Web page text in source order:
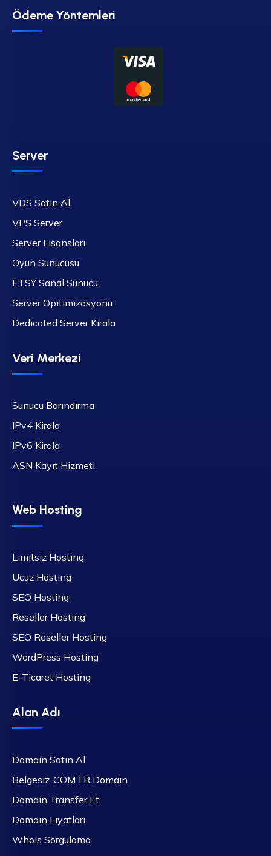
Ödeme Yöntemleri
Server
VDS Satın Al
VPS Server
Server Lisansları
Oyun Sunucusu
ETSY Sanal Sunucu
Server Opitimizasyonu
Dedicated Server Kirala
Veri Merkezi
Sunucu Barındırma
IPv4 Kirala
IPv6 Kirala
ASN Kayıt Hizmeti
Web Hosting
Limitsiz Hosting
Ucuz Hosting
SEO Hosting
Reseller Hosting
SEO Reseller Hosting
WordPress Hosting
E-Ticaret Hosting
Alan Adı
Domain Satın Al
Belgesiz .COM.TR Domain
Domain Transfer Et
Domain Fiyatları
Whois Sorgulama